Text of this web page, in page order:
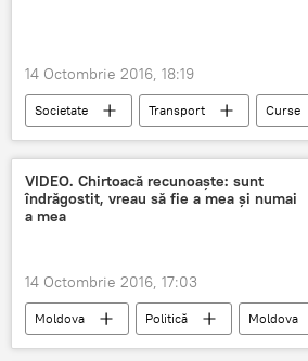
14 Octombrie 2016, 18:19
Societate Transport
Curse
Avioane
Low cost România
VIDEO. Chirtoacă recunoaște: sunt
îndrăgostit, vreau să fie a mea și numai
a mea
14 Octombrie 2016, 17:03
Moldova Politică
Moldova
Dorin Chirtoacă
Declarație